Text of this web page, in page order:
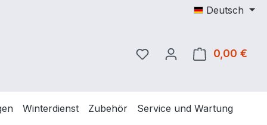
Deutsch
Du hast 0 Produkte auf
0,00 €
Winterdienst Zubehör Service und Wartung